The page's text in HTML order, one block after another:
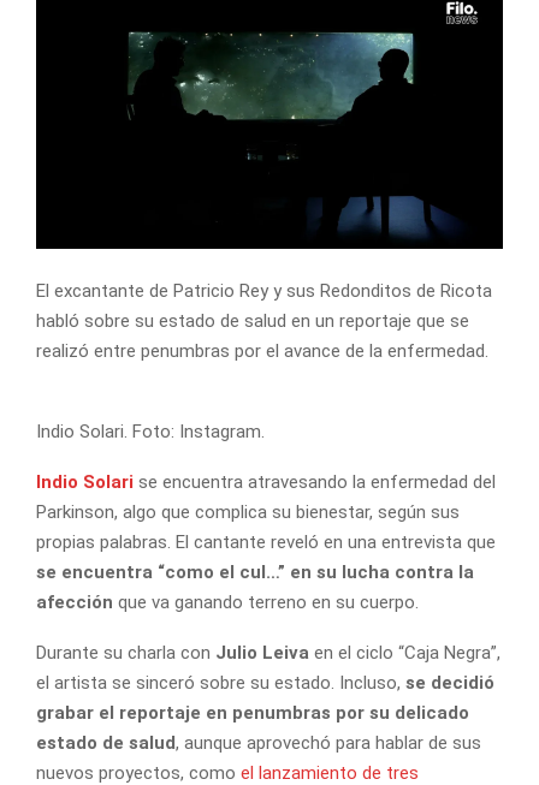
El excantante de Patricio Rey y sus Redonditos de Ricota
habló sobre su estado de salud en un reportaje que se
realizó entre penumbras por el avance de la enfermedad.
Indio Solari. Foto: Instagram.
Indio Solari se encuentra atravesando la enfermedad del
Parkinson, algo que complica su bienestar, según sus
propias palabras. El cantante reveló en una entrevista que
se encuentra “como el cul…” en su lucha contra la
afección que va ganando terreno en su cuerpo.
Durante su charla con Julio Leiva en el ciclo “Caja Negra”,
el artista se sinceró sobre su estado. Incluso, se decidió
grabar el reportaje en penumbras por su delicado
estado de salud, aunque aprovechó para hablar de sus
nuevos proyectos, como el lanzamiento de tres